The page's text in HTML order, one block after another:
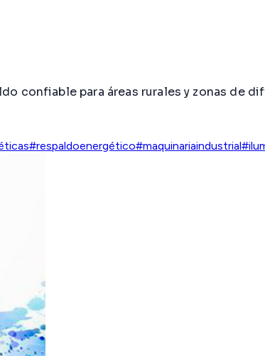
confiable para áreas rurales y zonas de
#respaldoenergético#maquinariaindustrial